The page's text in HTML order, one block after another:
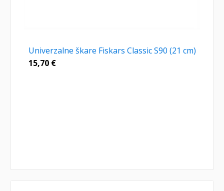
Univerzalne škare Fiskars Classic S90 (21 cm)
15,70 €